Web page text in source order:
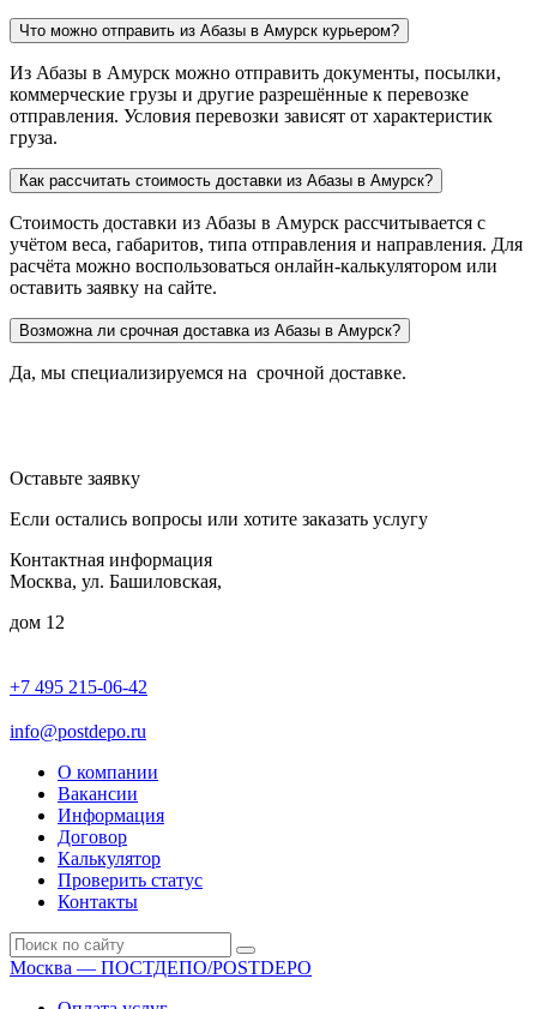
Что можно отправить из Абазы в Амурск курьером?
Из Абазы в Амурск можно отправить документы, посылки,
коммерческие грузы и другие разрешённые к перевозке
отправления. Условия перевозки зависят от характеристик
груза.
Как рассчитать стоимость доставки из Абазы в Амурск?
Стоимость доставки из Абазы в Амурск рассчитывается с
учётом веса, габаритов, типа отправления и направления. Для
расчёта можно воспользоваться онлайн-калькулятором или
оставить заявку на сайте.
Возможна ли срочная доставка из Абазы в Амурск?
Да, мы специализируемся на срочной доставке.
Оставьте заявку
Если остались вопросы или хотите заказать услугу
Контактная информация
Москва, ул. Башиловская,
дом 12
+7 495 215-06-42
info@postdepo.ru
О компании
Вакансии
Информация
Договор
Калькулятор
Проверить статус
Контакты
Москва — ПОСТДЕПО/POSTDEPO